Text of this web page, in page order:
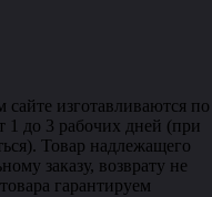
изготавливаются по
1 до 3 рабочих дней (при
Товар надлежащего
заказу, возврату не
гарантируем